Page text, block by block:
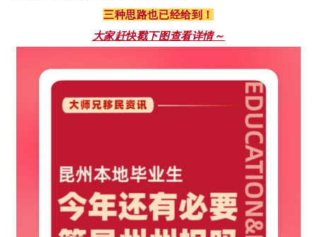
三种思路也已经给到！
大家赶快戳下图查看详情～